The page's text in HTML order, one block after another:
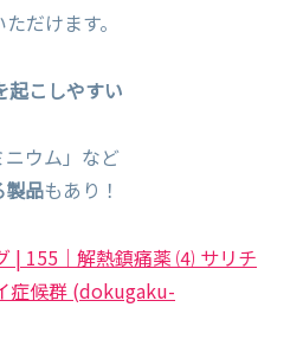
だけます。
起こしやすい
ウム」など
製品もあり！
| 155｜解熱鎮痛薬 ⑷ サリチ
症候群 (dokugaku-